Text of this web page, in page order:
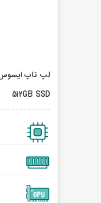
512GB SSD